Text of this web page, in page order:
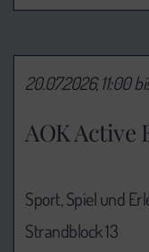
AOK Active
20.07.2026, 11:00
Sport, Spiel und
Strandblock 13